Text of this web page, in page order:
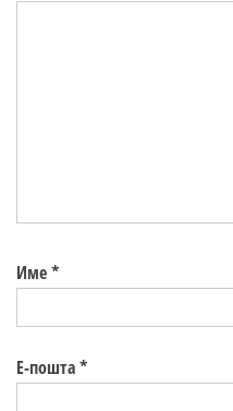
Име*
Е-пошта*